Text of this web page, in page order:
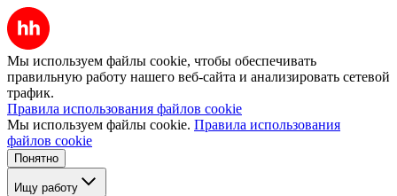
Мы используем файлы cookie, чтобы обеспечивать
правильную работу нашего веб-сайта и анализировать сетевой
трафик.
Правила использования файлов cookie
Мы используем файлы cookie. Правила использования
файлов cookie
Понятно
Ищу работу